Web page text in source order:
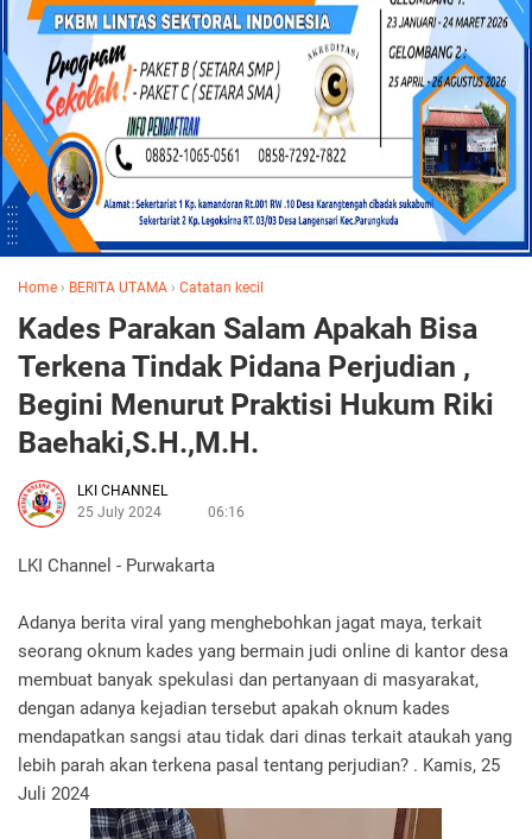
Home › BERITA UTAMA › Catatan kecil
Kades Parakan Salam Apakah Bisa
Terkena Tindak Pidana Perjudian ,
Begini Menurut Praktisi Hukum Riki
Baehaki,S.H.,M.H.
LKI CHANNEL
25 July 2024
06:16
LKI Channel - Purwakarta
Adanya berita viral yang menghebohkan jagat maya, terkait
seorang oknum kades yang bermain judi online di kantor desa
membuat banyak spekulasi dan pertanyaan di masyarakat,
dengan adanya kejadian tersebut apakah oknum kades
mendapatkan sangsi atau tidak dari dinas terkait ataukah yang
lebih parah akan terkena pasal tentang perjudian? . Kamis, 25
Juli 2024